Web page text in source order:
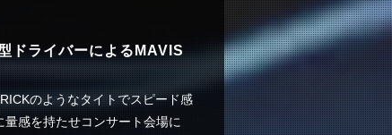
ドライバーによるMAVIS
のようなタイトでスピード感
感を持たせコンサート会場に